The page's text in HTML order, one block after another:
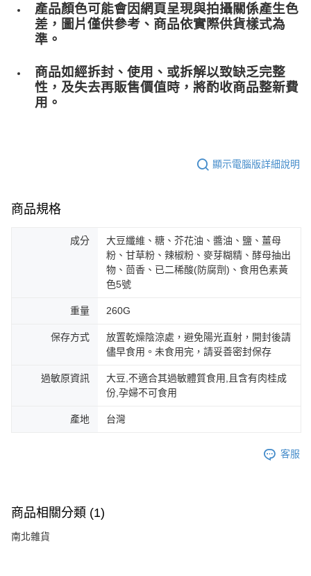
產品顏色可能會因網頁呈現與拍攝關係產生色
差，圖片僅供參考、商品依實際供貨樣式為
準。
商品如經拆封、使用、或拆解以致缺乏完整
性，及失去再販售價值時，將酌收商品整﻿新費
用。
顯示電腦版詳細說明
商品規格
成分
大豆纖維、糖、芥花油、醬油、鹽、薑母
粉、甘草粉、辣椒粉、麥芽糊精、酵母抽出
物、茴香、已二稀酸(防腐劑)、食用色素黃
色5號
重量 260G
保存方式
放置乾燥陰涼處，避免陽光直射，開封後請
儘早食用。未食用完，請妥善密封保存
過敏原資訊
大豆,不適合其過敏體質食用,且含有肉桂成
份,孕婦不可食用
產地 台灣
客服
商品相關分類 (1)
南北雜貨